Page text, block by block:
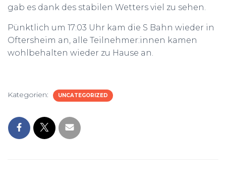
gab es dank des stabilen Wetters viel zu sehen.
Pünktlich um 17:03 Uhr kam die S Bahn wieder in
Oftersheim an, alle Teilnehmer:innen kamen
wohlbehalten wieder zu Hause an.
Kategorien: UNCATEGORIZED